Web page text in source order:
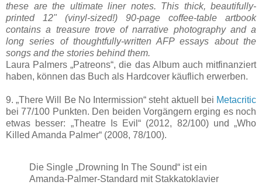
these are the ultimate liner notes. This thick, beautifully-
printed 12" (vinyl-sized!) 90-page coffee-table artbook
contains a treasure trove of narrative photography and a
long series of thoughtfully-written AFP essays about the
songs and the stories behind them.
Laura Palmers „Patreons“, die das Album auch mitfinanziert
haben, können das Buch als Hardcover käuflich erwerben.
9. „There Will Be No Intermission“ steht aktuell bei Metacritic
bei 77/100 Punkten. Den beiden Vorgängern erging es noch
etwas besser: „Theatre Is Evil“ (2012, 82/100) und „Who
Killed Amanda Palmer“ (2008, 78/100).
Die Single „Drowning In The Sound“ ist ein
Amanda-Palmer-Standard mit Stakkatoklavier